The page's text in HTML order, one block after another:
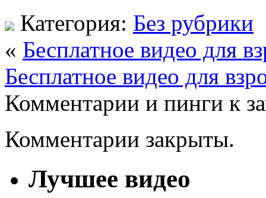
Категория: Без рубрики
« Бесплатное видео для
Бесплатное видео для
Комментарии и пинги к
Комментарии закрыты.
Лучшее видео